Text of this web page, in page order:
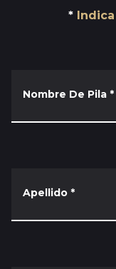
Nombre De Pila *
Apellido *